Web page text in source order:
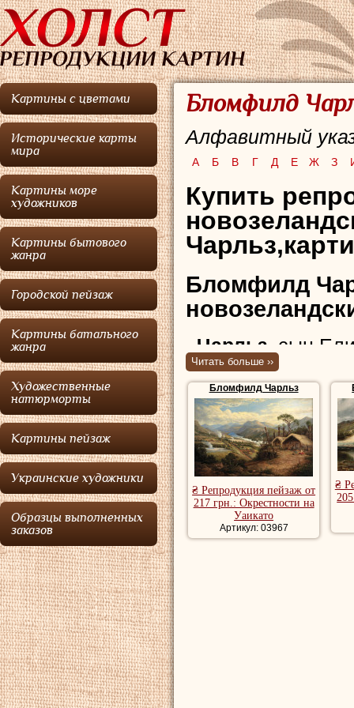
Картины с цветами
Исторические карты
мира
Картины море
художников
Картины бытового
жанра
Городской пейзаж
Картины батального
жанра
Художественные
натюрморты
Картины пейзаж
Украинские художники
Образцы выполненных
заказов
Бломфилд
Алфавитный
А Б В Г Д Е Ж З
Купить
Бломфилд
Чарльз , сын
мужа, Уильяма
5 января 1848 г.
седьмым из
1857 году
восемью детьми
1856 году). Ей
решил
ассоциации
Читать больше ››
Бломфилд Чарльз
₴ Репродукция пейзаж от
217 грн.: Окрестности на
Уаикато
Артикул: 03967
₴